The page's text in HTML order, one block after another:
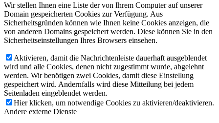
Wir stellen Ihnen eine Liste der von Ihrem Computer auf unserer
Domain gespeicherten Cookies zur Verfügung. Aus
Sicherheitsgründen können wie Ihnen keine Cookies anzeigen, die
von anderen Domains gespeichert werden. Diese können Sie in den
Sicherheitseinstellungen Ihres Browsers einsehen.
Aktivieren, damit die Nachrichtenleiste dauerhaft ausgeblendet
wird und alle Cookies, denen nicht zugestimmt wurde, abgelehnt
werden. Wir benötigen zwei Cookies, damit diese Einstellung
gespeichert wird. Andernfalls wird diese Mitteilung bei jedem
Seitenladen eingeblendet werden.
Hier klicken, um notwendige Cookies zu aktivieren/deaktivieren.
Andere externe Dienste